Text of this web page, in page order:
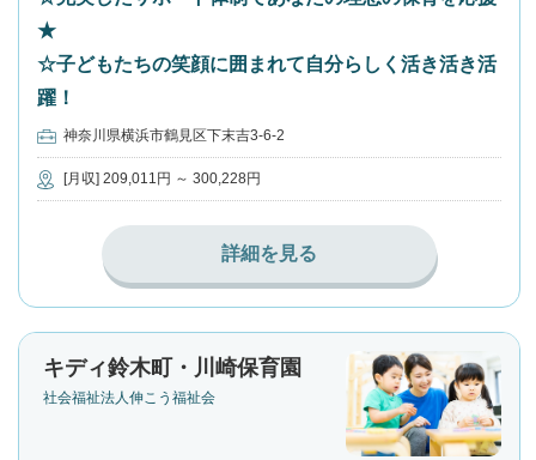
★
☆子どもたちの笑顔に囲まれて自分らしく活き活き活
躍！
神奈川県横浜市鶴見区下末吉3-6-2
[月収] 209,011円 ～ 300,228円
詳細を見る
キディ鈴木町・川崎保育園
社会福祉法人伸こう福祉会